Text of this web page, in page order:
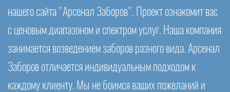
нашего сайта "Арсенал Заборов". Проект ознакомит вас
с ценовым диапазоном и спектром услуг. Наша компания
занимается возведением заборов разного вида. Арсенал
Заборов отличается индивидуальным подходом к
каждому клиенту. Мы не боимся ваших пожеланий и